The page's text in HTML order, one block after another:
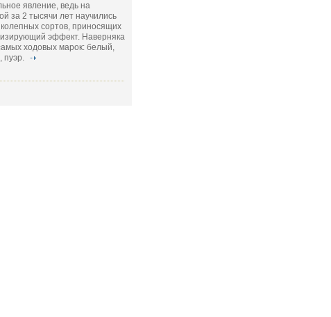
явление, ведь на
за 2 тысячи лет научились
сортов, приносящих
эффект. Наверняка
ходовых марок: белый,
пуэр.